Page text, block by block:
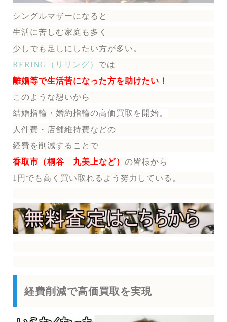
シングルマザーになると
生活に苦しむ家庭も多く
少しでも足しにしたい方が多い。
RERING（リリング） では
離婚等で生活苦になった方を助けたい！
このような想いから
結婚指輪・婚約指輪の高価買取を開始。
人件費・店舗維持費などの
経費を削減することで
香取市（桐谷 九美上など） の皆様から
1円でも高く買い取れるよう努力している。
経費削減で高価買取を実現